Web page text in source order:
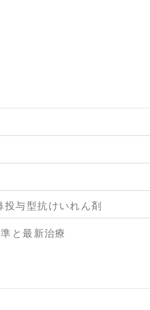
与型抗けいれん剤
と最新治療